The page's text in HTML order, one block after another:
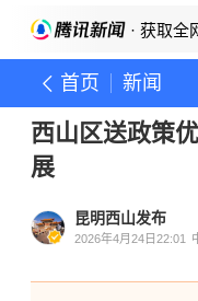
· 获取全
首页 新闻
西山区送政策
展
昆明西山发布
2026年4月24日22:01